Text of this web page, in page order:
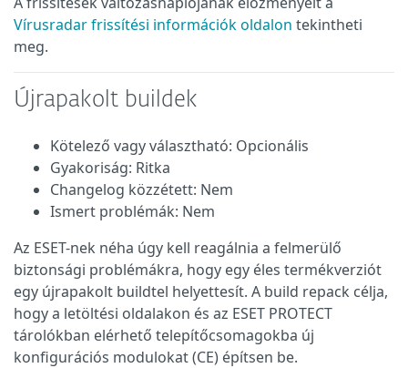
Vírusradar frissítési információk oldalon tekintheti
meg.
Újrapakolt buildek
Kötelező vagy választható: Opcionális
Gyakoriság: Ritka
Changelog közzétett: Nem
Ismert problémák: Nem
Az ESET-nek néha úgy kell reagálnia a felmerülő
biztonsági problémákra, hogy egy éles termékverziót
egy újrapakolt buildtel helyettesít. A build repack célja,
hogy a letöltési oldalakon és az ESET PROTECT
tárolókban elérhető telepítőcsomagokba új
konfigurációs modulokat (CE) építsen be.